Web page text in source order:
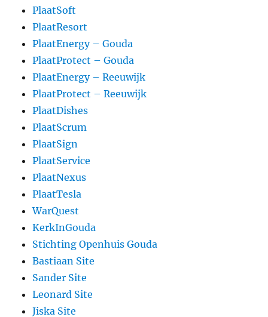
PlaatSoft
PlaatResort
PlaatEnergy – Gouda
PlaatProtect – Gouda
PlaatEnergy – Reeuwijk
PlaatProtect – Reeuwijk
PlaatDishes
PlaatScrum
PlaatSign
PlaatService
PlaatNexus
PlaatTesla
WarQuest
KerkInGouda
Stichting Openhuis Gouda
Bastiaan Site
Sander Site
Leonard Site
Jiska Site